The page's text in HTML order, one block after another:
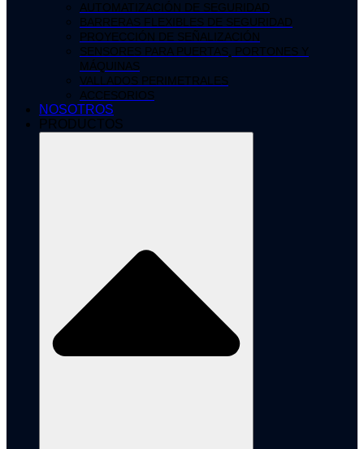
AUTOMATIZACIÓN DE SEGURIDAD
BARRERAS FLEXIBLES DE SEGURIDAD
PROYECCIÓN DE SEÑALIZACIÓN
SENSORES PARA PUERTAS, PORTONES Y
MÁQUINAS
VALLADOS PERIMETRALES
ACCESORIOS
NOSOTROS
PRODUCTOS